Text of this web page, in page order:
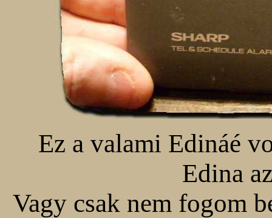
Ez a valami Edináé
Edina
Vagy csak nem fogom